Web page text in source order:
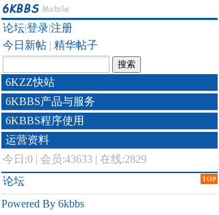
论坛|登录|注册
今日新帖 | 精华帖子
6KZZ快站
6KBBS产品与服务
6KBBS程序使用
运营资料
今日:0 | 会员:43633 | 在线:2829
TOP
论坛
Powered By 6kbbs